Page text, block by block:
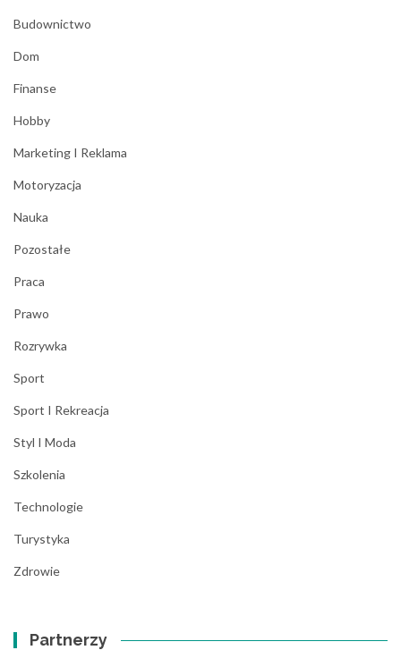
Budownictwo
Dom
Finanse
Hobby
Marketing I Reklama
Motoryzacja
Nauka
Pozostałe
Praca
Prawo
Rozrywka
Sport
Sport I Rekreacja
Styl I Moda
Szkolenia
Technologie
Turystyka
Zdrowie
Partnerzy